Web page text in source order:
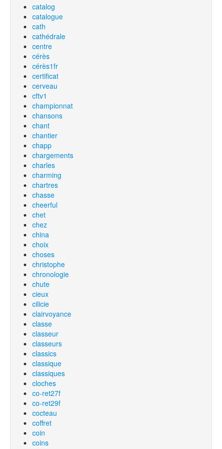
catalog
catalogue
cath
cathédrale
centre
cérès
cérès1fr
certificat
cerveau
cftv1
championnat
chansons
chant
chantier
chapp
chargements
charles
charming
chartres
chasse
cheerful
chet
chez
china
choix
choses
christophe
chronologie
chute
cieux
cilicie
clairvoyance
classe
classeur
classeurs
classics
classique
classiques
cloches
co-ret27f
co-ret29f
cocteau
coffret
coin
coins